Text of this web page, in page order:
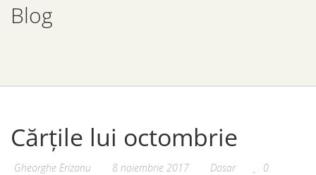
Blog
Cărțile lui octombrie
Gheorghe Erizanu 8 noiembrie 2017 Dosar 0